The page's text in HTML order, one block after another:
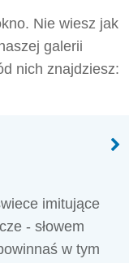
Nie wiesz jak
galerii
nich znajdziesz:
imitujące
- słowem
w tym